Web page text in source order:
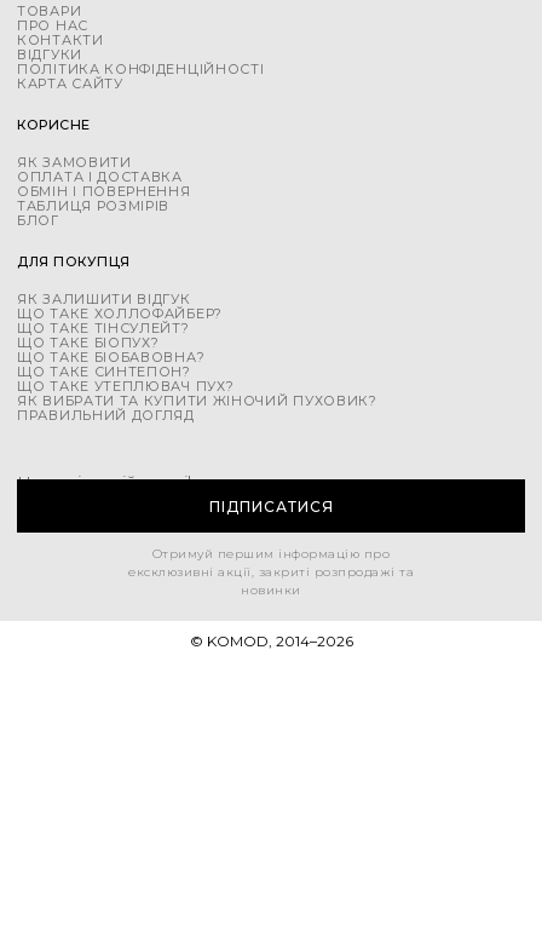
ТОВАРИ
ПРО НАС
КОНТАКТИ
ВІДГУКИ
ПОЛІТИКА КОНФІДЕНЦІЙНОСТІ
КАРТА САЙТУ
КОРИСНЕ
ЯК ЗАМОВИТИ
ОПЛАТА І ДОСТАВКА
ОБМІН І ПОВЕРНЕННЯ
ТАБЛИЦЯ РОЗМІРІВ
БЛОГ
ДЛЯ ПОКУПЦЯ
ЯК ЗАЛИШИТИ ВІДГУК
ЩО ТАКЕ ХОЛЛОФАЙБЕР?
ЩО ТАКЕ ТІНСУЛЕЙТ?
ЩО ТАКЕ БІОПУХ?
ЩО ТАКЕ БІОБАВОВНА?
ЩО ТАКЕ СИНТЕПОН?
ЩО ТАКЕ УТЕПЛЮВАЧ ПУХ?
ЯК ВИБРАТИ ТА КУПИТИ ЖІНОЧИЙ ПУХОВИК?
ПРАВИЛЬНИЙ ДОГЛЯД
Напишіть свій e-mail
ПІДПИСАТИСЯ
Отримуй першим інформацію про
ексклюзивні акції, закриті розпродажі та
новинки
© KOMOD, 2014–2026